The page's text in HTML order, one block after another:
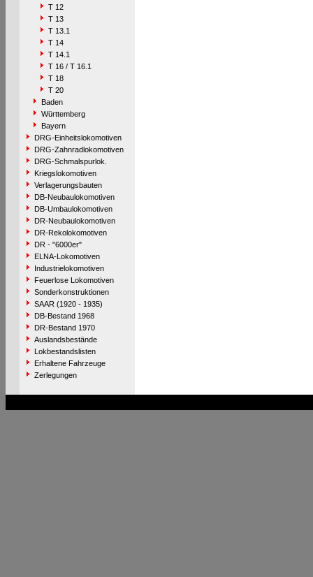
T 12
T 13
T 13.1
T 14
T 14.1
T 16 / T 16.1
T 18
T 20
Baden
Württemberg
Bayern
DRG-Einheitslokomotiven
DRG-Zahnradlokomotiven
DRG-Schmalspurlok.
Kriegslokomotiven
Verlagerungsbauten
DB-Neubaulokomotiven
DB-Umbaulokomotiven
DR-Neubaulokomotiven
DR-Rekolokomotiven
DR - "6000er"
ELNA-Lokomotiven
Industrielokomotiven
Feuerlose Lokomotiven
Sonderkonstruktionen
SAAR (1920 - 1935)
DB-Bestand 1968
DR-Bestand 1970
Auslandsbestände
Lokbestandslisten
Erhaltene Fahrzeuge
Zerlegungen